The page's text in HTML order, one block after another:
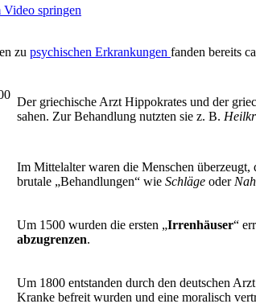
Video springen
zu psychischen Erkrankungen fanden bereits
Der griechische Arzt Hippokrates und der
sahen. Zur Behandlung nutzten sie z. B.
Im Mittelalter waren die Menschen überzeugt,
brutale „Behandlungen“ wie Schläge oder
Um 1500 wurden die ersten „Irrenhäuser“
abzugrenzen.
Um 1800 entstanden durch den deutschen
Kranke befreit wurden und eine moralisch